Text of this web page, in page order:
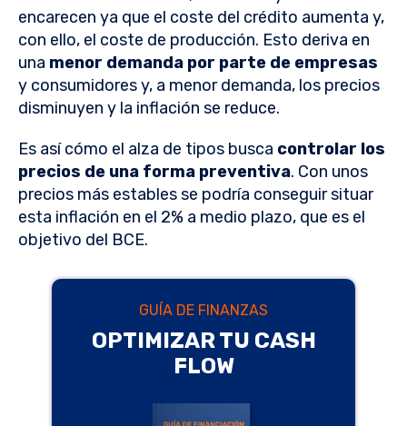
encarecen ya que el coste del crédito aumenta y,
con ello, el coste de producción. Esto deriva en
una menor demanda por parte de empresas
y consumidores y, a menor demanda, los precios
disminuyen y la inflación se reduce.
Es así cómo el alza de tipos busca controlar los
precios de una forma preventiva. Con unos
precios más estables se podría conseguir situar
esta inflación en el 2% a medio plazo, que es el
objetivo del BCE.
OPTIMIZAR TU CASH
FLOW
GUÍA DE FINANZAS